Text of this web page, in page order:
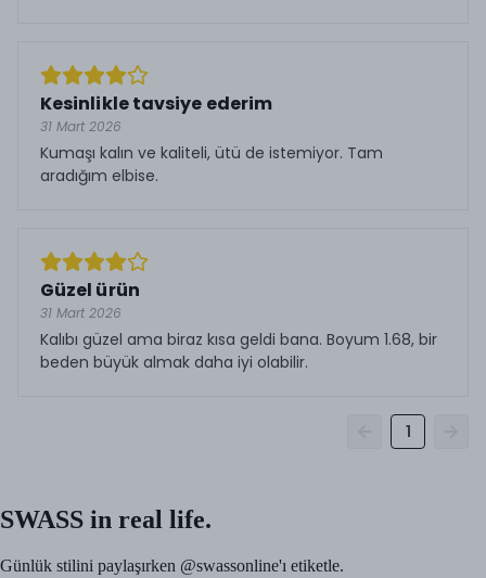
Kesinlikle tavsiye ederim
31 Mart 2026
Kumaşı kalın ve kaliteli, ütü de istemiyor. Tam
aradığım elbise.
Güzel ürün
31 Mart 2026
Kalıbı güzel ama biraz kısa geldi bana. Boyum 1.68, bir
beden büyük almak daha iyi olabilir.
1